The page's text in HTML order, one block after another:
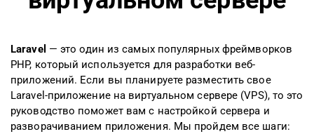
Laravel — это один из самых популярных фреймворков
PHP, который используется для разработки веб-
приложений. Если вы планируете разместить свое
Laravel-приложение на виртуальном сервере (VPS), то это
руководство поможет вам с настройкой сервера и
разворачиванием приложения. Мы пройдем все шаги: